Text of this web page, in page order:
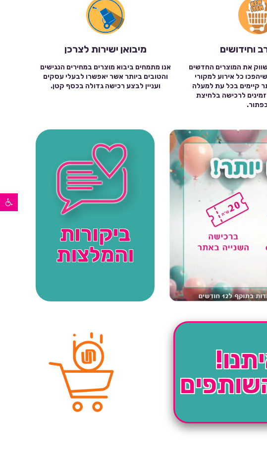
פתח סרגל נגישות
וחידושים
את המוצרים החדשים
כל אירוע למקורי
קיימים בכל עת למעלה
זמינים לרכישה בלחיצת
כפתור.
מיבואן ישירות לצרכן
אנו מתמחים ביבוא מוצרים במחירים הנגישים
והטובים ביותר אשר יאפשרו לבעלי עסקים
ועניין לבצע רכישה גדולה בכסף קטן.
ביקורות
והמלצות